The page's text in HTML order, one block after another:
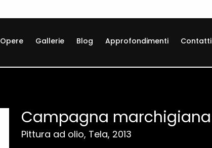
Opere Gallerie Blog Approfondimenti Contatti
Campagna marchigiana
Pittura ad olio, Tela, 2013